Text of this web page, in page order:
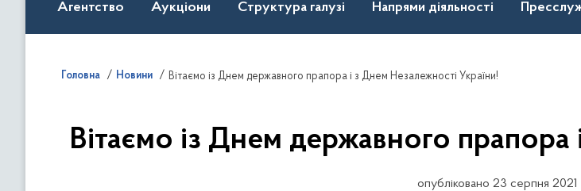
Агентство Аукціони Структура галузі Напрями діяльності
Головна Новини Вітаємо із Днем державного прапора і з Днем Незалежності України!
Вітаємо із Днем державного
опубліковано 23 серпня